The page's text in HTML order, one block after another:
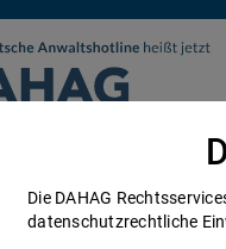
Rechtsgebiete
Die DAHAG
datenschutzrechtliche